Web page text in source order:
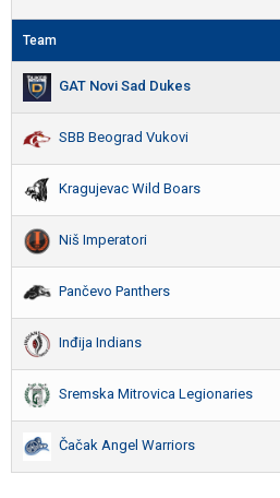
Team
GAT Novi Sad Dukes
SBB Beograd Vukovi
Kragujevac Wild Boars
Niš Imperatori
Pančevo Panthers
Inđija Indians
Sremska Mitrovica Legionaries
Čačak Angel Warriors